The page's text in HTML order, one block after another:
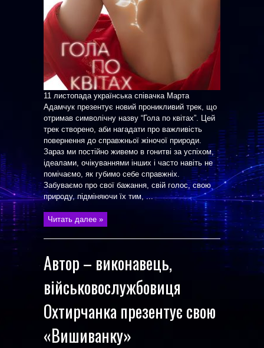
11 листопада українська співачка Марта
Адамчук презентує новий проникливий трек, що
отримав символічну назву “Гола по квітах”. Цей
трек створено, аби нагадати про важливість
повернення до справжньої жіночої природи.
Зараз ми постійно живемо в гонитві за успіхом,
ідеалами, очікуваннями інших і часто навіть не
помічаємо, як губимо себе справжніх.
Забуваємо про свої бажання, свій голос, свою
природу, підміняючи їх тим, ...
Читать далее »
Автор – виконавець,
військовослужбовиця
Охтирчанка презентує свою
«Вишиванку»